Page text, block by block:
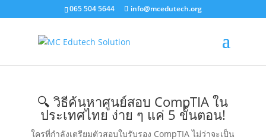
065 504 5644 info@mcedutech.org
🔍 วิธีค้นหาศูนย์สอบ CompTIA ใน
ประเทศไทย ง่าย ๆ แค่ 5 ขั้นตอน!
ใครที่กำลังเตรียมตัวสอบใบรับรอง CompTIA ไม่ว่าจะเป็น